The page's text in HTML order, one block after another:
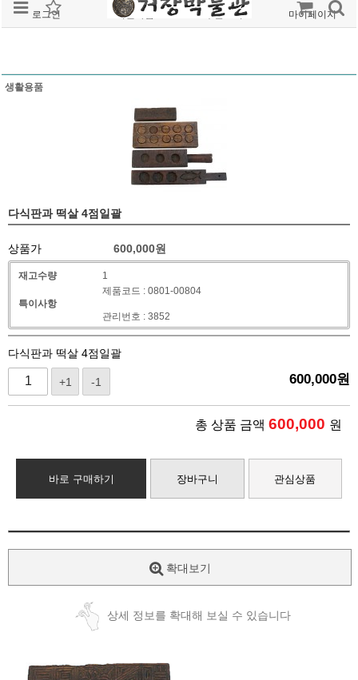
로그인 회원가입 주문조회 마이페이지
생활용품
다식판과 떡살 4점일괄
상품가 600,000원
재고수량 1
특이사항
제품코드 : 0801-00804
관리번호 : 3852
다식판과 떡살 4점일괄
+1 -1 600,000원
총 상품 금액 600,000 원
바로 구매하기 장바구니 관심상품
확대보기
상세 정보를 확대해 보실 수 있습니다